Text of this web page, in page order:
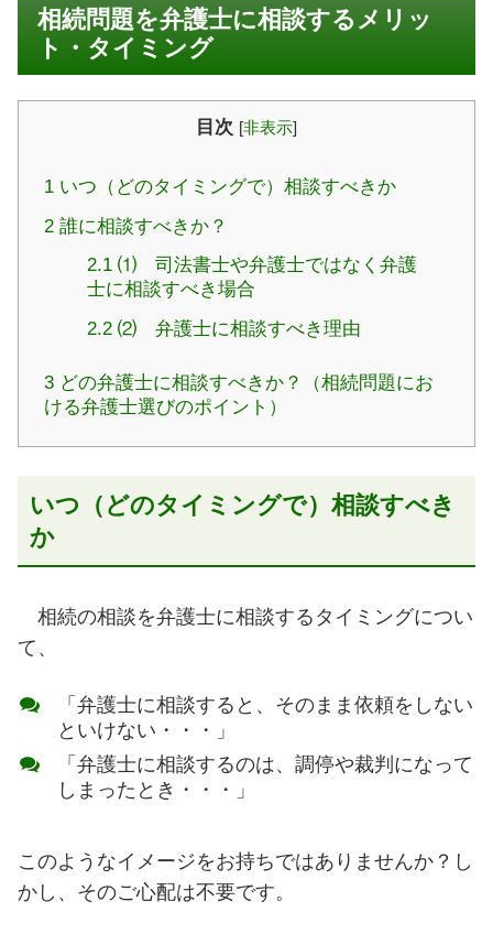
相続問題を弁護士に相談するメリッ
ト・タイミング
目次 [非表示]
1 いつ（どのタイミングで）相談すべきか
2 誰に相談すべきか？
2.1 ⑴ 司法書士や弁護士ではなく弁護
士に相談すべき場合
2.2 ⑵ 弁護士に相談すべき理由
3 どの弁護士に相談すべきか？（相続問題にお
ける弁護士選びのポイント）
いつ（どのタイミングで）相談すべき
か
相続の相談を弁護士に相談するタイミングについ
て、
「弁護士に相談すると、そのまま依頼をしない
といけない・・・」
「弁護士に相談するのは、調停や裁判になって
しまったとき・・・」
このようなイメージをお持ちではありませんか？し
かし、そのご心配は不要です。